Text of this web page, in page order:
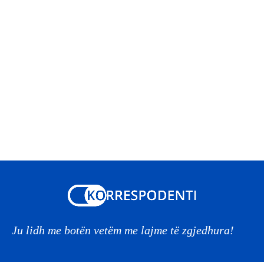
Ju lidh me botën vetëm me lajme të zgjedhura!